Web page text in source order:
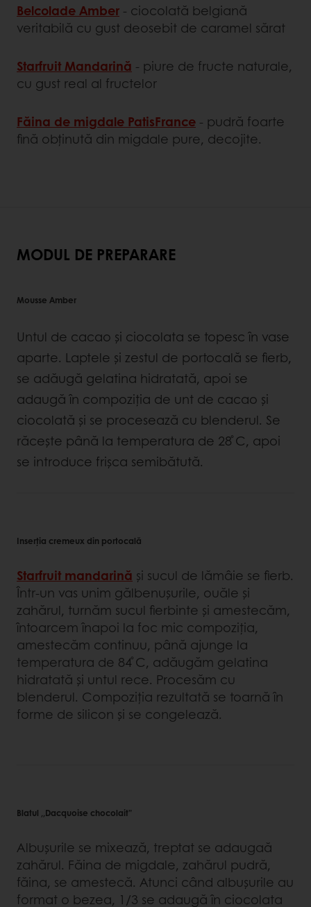
Belcolade Amber - ciocolată belgiană
veritabilă cu gust deosebit de caramel sărat
Starfruit Mandarină - piure de fructe naturale,
cu gust real al fructelor
Făina de migdale PatisFrance - pudră foarte
fină obținută din migdale pure, decojite.
MODUL DE PREPARARE
Mousse Amber
Untul de cacao și ciocolata se topesc în vase
aparte. Laptele și zestul de portocală se fierb,
se adăugă gelatina hidratată, apoi se
adaugă în compoziția de unt de cacao și
ciocolată şi se procesează cu blenderul. Se
răcește până la temperatura de 28 ̊C, apoi
se introduce frişca semibătută.
Inserţia cremeux din portocală
Starfruit mandarină şi sucul de lămâie se fierb.
Într-un vas unim gălbenușurile, ouăle și
zahărul, turnăm sucul fierbinte și amestecăm,
întoarcem înapoi la foc mic compoziția,
amestecăm continuu, până ajunge la
temperatura de 84 ̊C, adăugăm gelatina
hidratată și untul rece. Procesăm cu
blenderul. Compoziția rezultată se toarnă în
forme de silicon și se congelează.
Blatul ,,Dacquoise chocolait”
Albuşurile se mixează, treptat se adaugaă
zahărul. Făina de migdale, zahărul pudră,
făina, se amestecă. Atunci când albușurile au
format o bezea, 1/3 se adaugă în ciocolata